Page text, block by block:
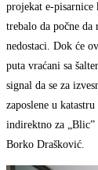
projekat e-pisarnice
trebalo da počne
nedostaci. Dok će
puta vraćani sa
signal da se za
zaposlene u
indirektno za
Borko Drašković.